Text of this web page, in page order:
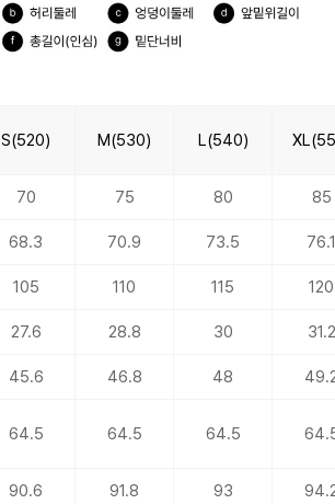
S(520) M(530) L(540)
70 75 80 85
68.3 70.9 73.5
105 110 115 120
27.6 28.8 30 31.2
45.6 46.8 48
64.5 64.5 64.5
90.6 91.8 93